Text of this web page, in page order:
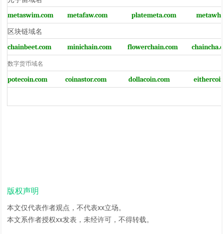
metaswim.com metafaw.com platemeta.com
区块链域名
chainbeet.com minichain.com flowerchain.com
数字货币域名
potecoin.com
coinastor.com dollacoin.com
版权声明
本文仅代表作者观点，不代表xx立场。
本文系作者授权xx发表，未经许可，不得转载。